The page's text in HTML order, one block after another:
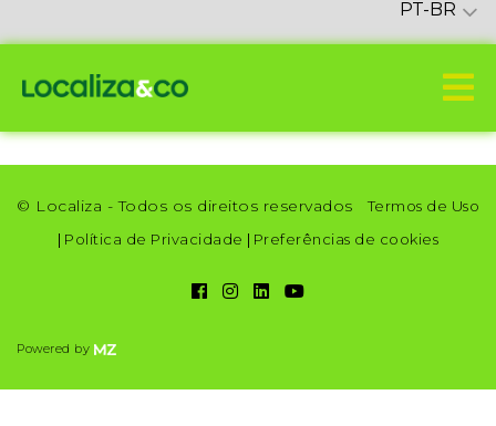
PT-BR
© Localiza - Todos os direitos reservados
Termos de Uso
| Política de Privacidade | Preferências de cookies
Powered by